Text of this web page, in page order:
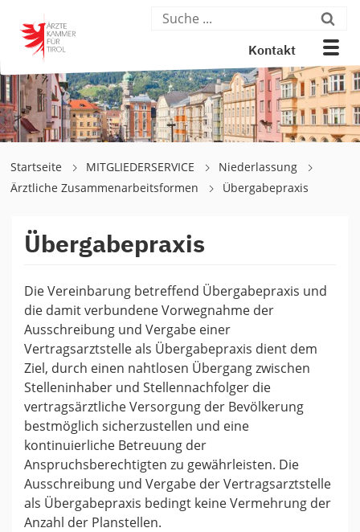
Kontakt
Startseite MITGLIEDERSERVICE
Niederlassung
Ärztliche Zusammenarbeitsformen
Übergabepraxis
Übergabepraxis
Die Vereinbarung betreffend Übergabepraxis und
die damit verbundene Vorwegnahme der
Ausschreibung und Vergabe einer
Vertragsarztstelle als Übergabepraxis dient dem
Ziel, durch einen nahtlosen Übergang zwischen
Stelleninhaber und Stellennachfolger die
vertragsärztliche Versorgung der Bevölkerung
bestmöglich sicherzustellen und eine
kontinuierliche Betreuung der
Anspruchsberechtigten zu gewährleisten. Die
Ausschreibung und Vergabe der Vertragsarztstelle
als Übergabepraxis bedingt keine Vermehrung der
Anzahl der Planstellen.